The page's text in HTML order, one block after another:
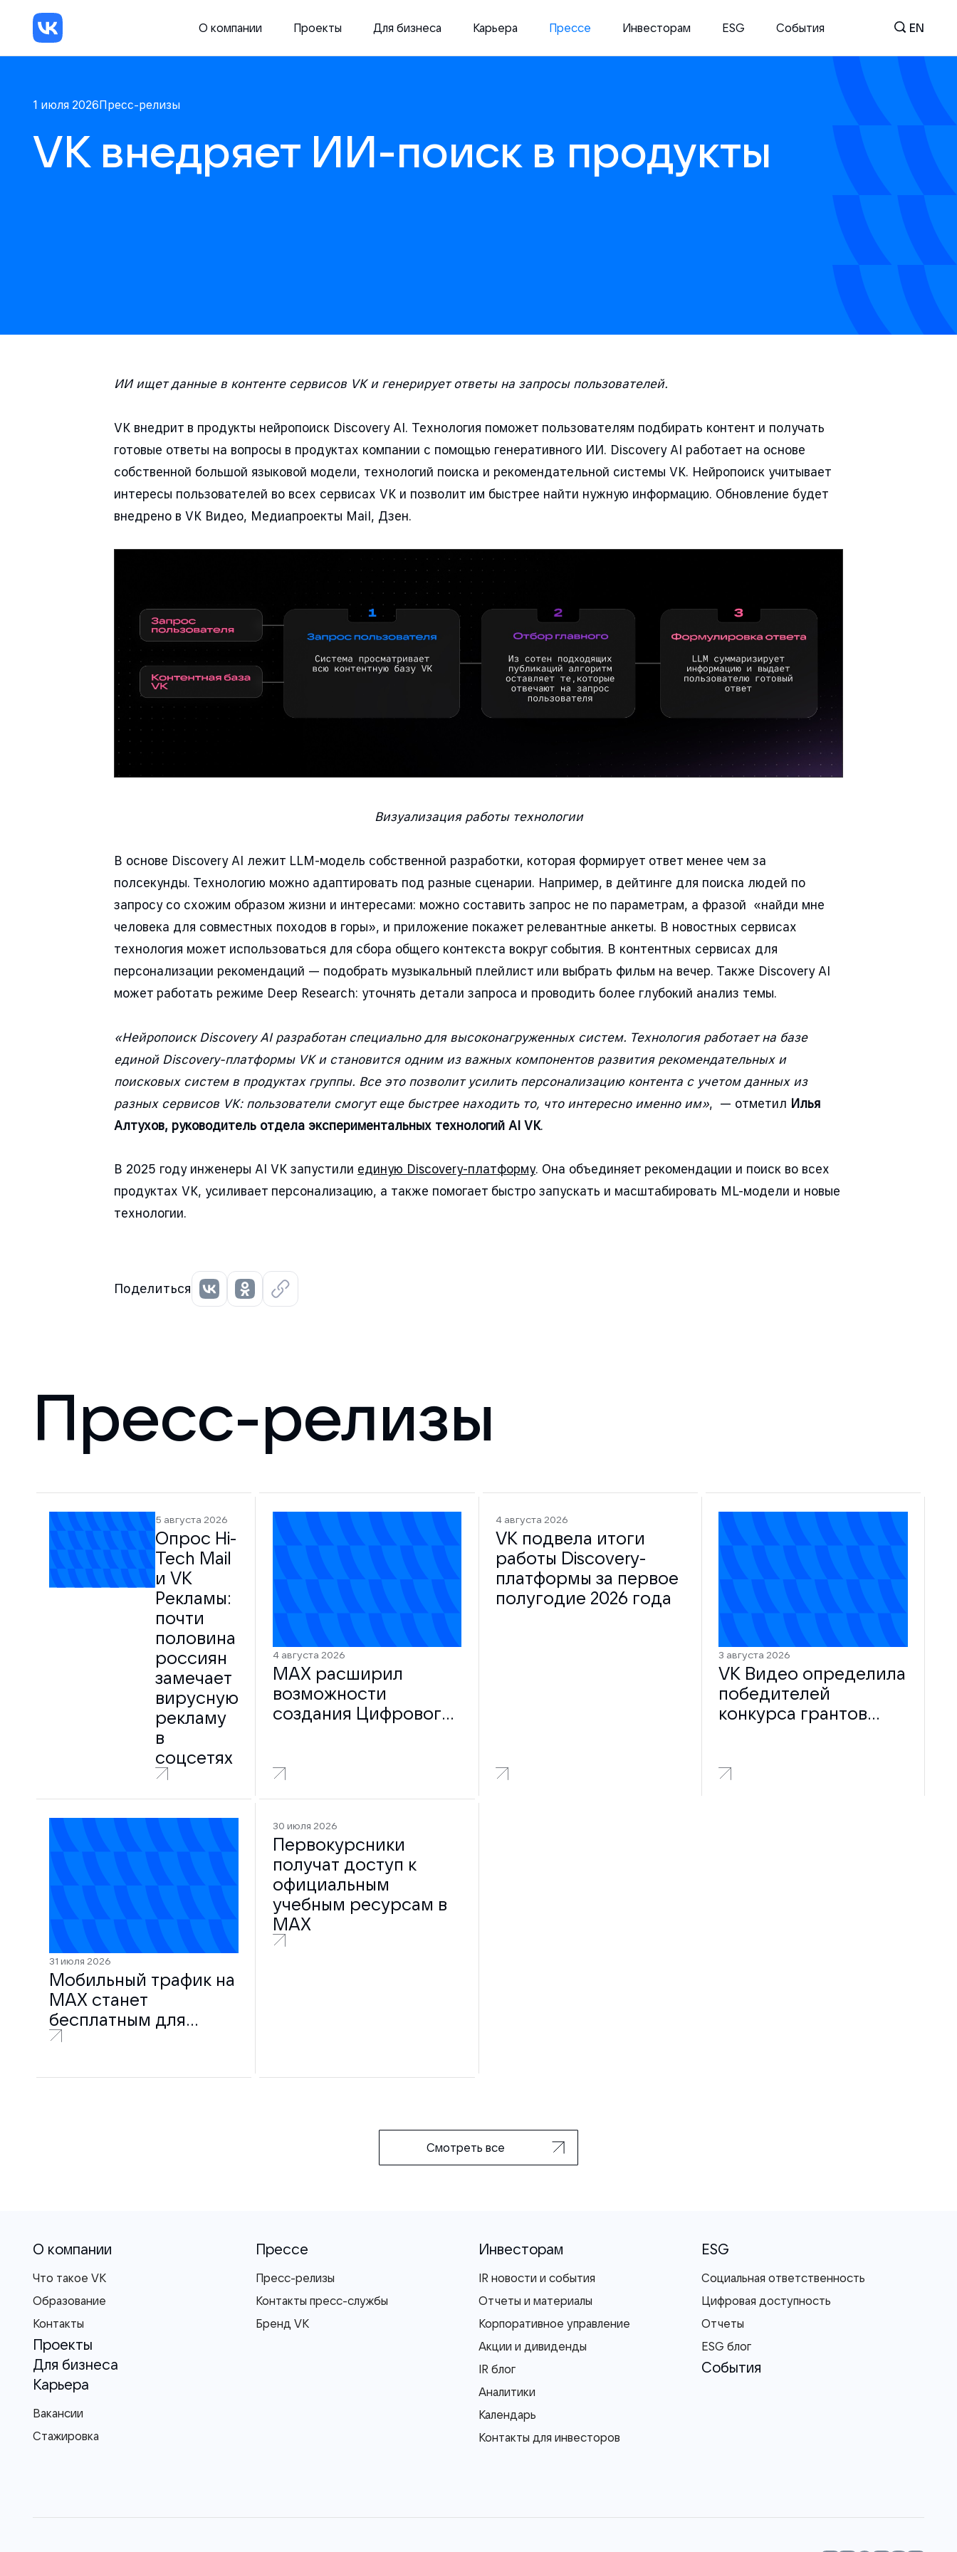
EN
О компании Проекты Для бизнеса Карьера Прессе Инвесторам ESG События
1 июля 2026 Пресс-релизы
VK внедряет ИИ-поиск в продукты
ИИ ищет данные в контенте сервисов VK и генерирует ответы на запросы пользователей.
VK внедрит в продукты нейропоиск Discovery AI. Технология поможет пользователям подбирать контент и получать
готовые ответы на вопросы в продуктах компании с помощью генеративного ИИ. Discovery AI работает на основе
собственной большой языковой модели, технологий поиска и рекомендательной системы VK. Нейропоиск учитывает
интересы пользователей во всех сервисах VK и позволит им быстрее найти нужную информацию. Обновление будет
внедрено в VK Видео, Медиапроекты Mail, Дзен.
Визуализация работы технологии
В основе Discovery AI лежит LLM-модель собственной разработки, которая формирует ответ менее чем за
полсекунды. Технологию можно адаптировать под разные сценарии. Например, в дейтинге для поиска людей по
запросу со схожим образом жизни и интересами: можно составить запрос не по параметрам, а фразой «найди мне
человека для совместных походов в горы», и приложение покажет релевантные анкеты. В новостных сервисах
технология может использоваться для сбора общего контекста вокруг события. В контентных сервисах для
персонализации рекомендаций — подобрать музыкальный плейлист или выбрать фильм на вечер. Также Discovery AI
может работать режиме Deep Research: уточнять детали запроса и проводить более глубокий анализ темы.
«Нейропоиск Discovery AI разработан специально для высоконагруженных систем. Технология работает на базе
единой Discovery-платформы VK и становится одним из важных компонентов развития рекомендательных и
поисковых систем в продуктах группы. Все это позволит усилить персонализацию контента с учетом данных из
разных сервисов VK: пользователи смогут еще быстрее находить то, что интересно именно им», — отметил Илья
Алтухов, руководитель отдела экспериментальных технологий AI VK.
В 2025 году инженеры AI VK запустили единую Discovery-платформу. Она объединяет рекомендации и поиск во всех
продуктах VK, усиливает персонализацию, а также помогает быстро запускать и масштабировать ML-модели и новые
технологии.
Поделиться
Пресс-релизы
5 августа 2026
Опрос Hi-
Tech Mail
и VK
Рекламы:
почти
половина
россиян
замечает
вирусную
рекламу
в
соцсетях
4 августа 2026
MAX расширил
возможности
создания Цифрового
4 августа 2026
VK подвела итоги
работы Discovery-
платформы за первое
полугодие 2026 года
3 августа 2026
VK Видео определила
победителей
конкурса грантов
31 июля 2026
Мобильный трафик на
MAX станет
бесплатным для
пользователей
30 июля 2026
Первокурсники
получат доступ к
официальным
учебным ресурсам в
MAX
Смотреть все
О компании
Что такое VK
Образование
Контакты
Проекты
Для бизнеса
Карьера
Вакансии
Стажировка
Прессе
Пресс-релизы
Контакты пресс-службы
Бренд VK
Инвесторам
IR новости и события
Отчеты и материалы
Корпоративное управление
Акции и дивиденды
IR блог
Аналитики
Календарь
Контакты для инвесторов
ESG
Социальная ответственность
Цифровая доступность
Отчеты
ESG блог
События